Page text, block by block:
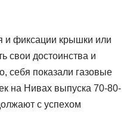
и фиксации крышки или
свои достоинства и
себя показали газовые
на Нивах выпуска 70-80-
с успехом